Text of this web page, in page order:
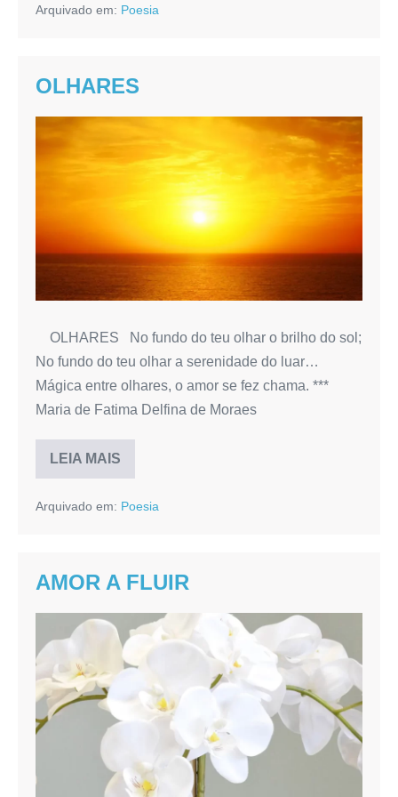
Arquivado em: Poesia
OLHARES
OLHARES No fundo do teu olhar o brilho do sol;
No fundo do teu olhar a serenidade do luar…
Mágica entre olhares, o amor se fez chama. ***
Maria de Fatima Delfina de Moraes
LEIA MAIS
OLHARES
Arquivado em: Poesia
AMOR A FLUIR
AMOR
A
FLUIR